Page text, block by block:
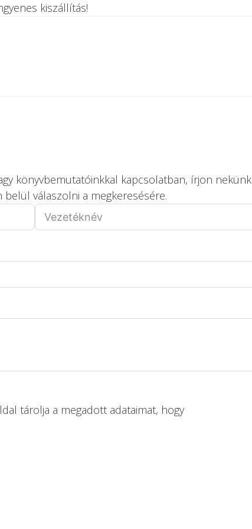
kiszállítás!
könyvbemutatóinkkal kapcsolatban, írjon nekünk
válaszolni a megkeresésére.
tárolja a megadott adataimat, hogy